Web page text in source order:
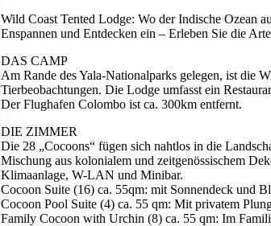
Wild Coast Tented Lodge: Wo der Indische Ozean
Enspannen und Entdecken ein – Erleben Sie die
DAS CAMP
Am Rande des Yala-Nationalparks gelegen, ist die
Tierbeobachtungen. Die Lodge umfasst ein
Der Flughafen Colombo ist ca. 300km entfernt.
DIE ZIMMER
Die 28 „Cocoons“ fügen sich nahtlos in die
Mischung aus kolonialem und zeitgenössischem
Klimaanlage, W-LAN und Minibar.
Cocoon Suite (16) ca. 55qm: mit Sonnendeck und
Cocoon Pool Suite (4) ca. 55 qm: Mit privatem
Family Cocoon with Urchin (8) ca. 55 qm: Im